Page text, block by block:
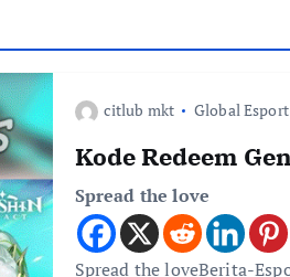
citlub mkt Global Esport
Kode Redeem
Spread the love
Spread the loveBerita-